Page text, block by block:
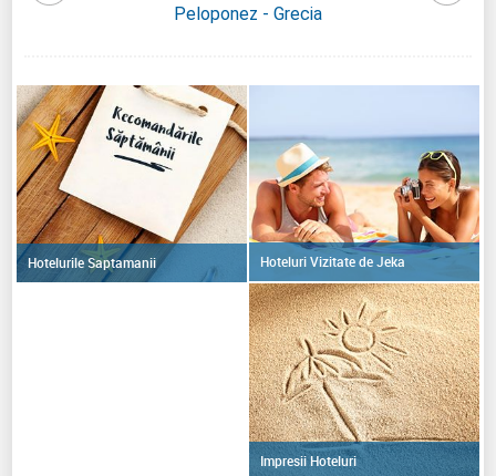
Peloponez - Grecia
Hotelurile Saptamanii Hoteluri Vizitate de Jeka
Impresii Hoteluri